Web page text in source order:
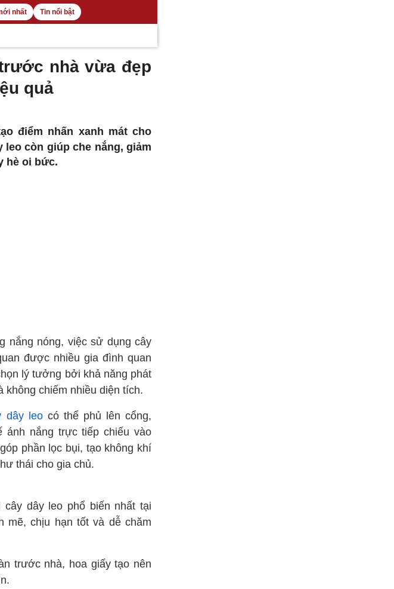
nhất Tin nổi bật
nhà vừa đẹp
quả
điểm nhấn xanh mát cho
leo còn giúp che nắng, giảm
hè oi bức.
nắng nóng, việc sử dụng cây
được nhiều gia đình quan
lý tưởng bởi khả năng phát
không chiếm nhiều diện tích.
dây leocó thể phủ lên cổng,
ánh nắng trực tiếp chiếu vào
phần lọc bụi, tạo không khí
thái cho gia chủ.
dây leo phổ biến nhất tại
mẽ, chịu hạn tốt và dễ chăm
trước nhà, hoa giấy tạo nên